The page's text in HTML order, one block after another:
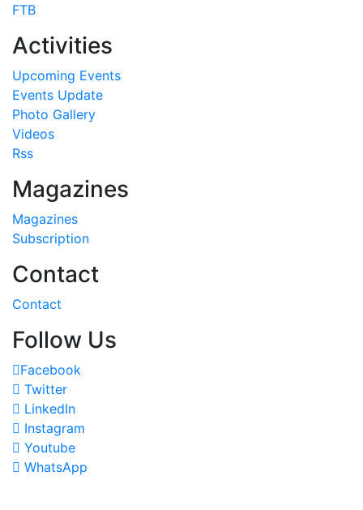
FTB
Activities
Upcoming Events
Events Update
Photo Gallery
Videos
Rss
Magazines
Magazines
Subscription
Contact
Contact
Follow Us
Facebook
Twitter
LinkedIn
Instagram
Youtube
WhatsApp